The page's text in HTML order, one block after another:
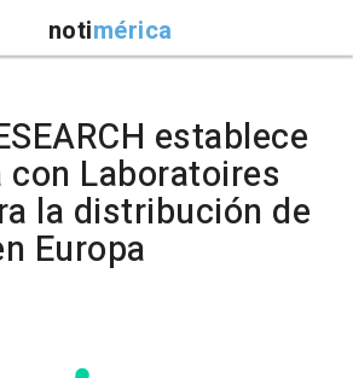
notimérica
establece
con Laboratoires
la distribución de
Europa